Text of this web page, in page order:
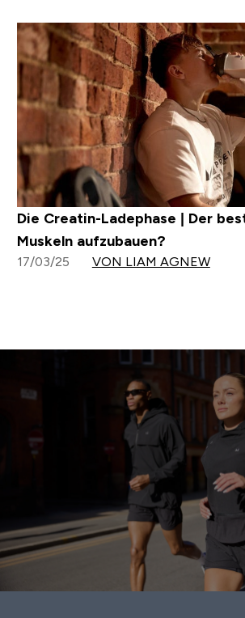
Die Creatin-Ladephase | Der
Muskeln aufzubauen?
17/03/25 VON LIAM AGNEW